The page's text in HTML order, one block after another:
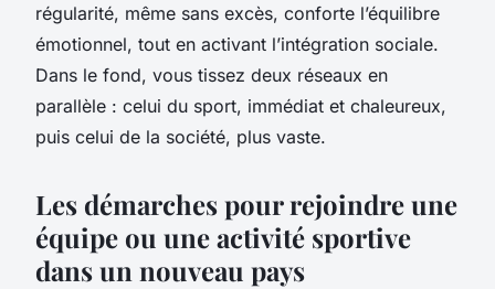
régularité, même sans excès, conforte l’équilibre
émotionnel, tout en activant l’intégration sociale.
Dans le fond, vous tissez deux réseaux en
parallèle : celui du sport, immédiat et chaleureux,
puis celui de la société, plus vaste.
Les démarches pour rejoindre une
équipe ou une activité sportive
dans un nouveau pays